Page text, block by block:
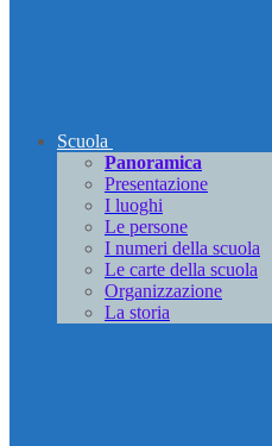
Scuola
Panoramica
Presentazione
I luoghi
Le persone
I numeri della scuola
Le carte della scuola
Organizzazione
La storia